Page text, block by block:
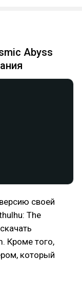
Abyss
своей
The
Кроме того,
который